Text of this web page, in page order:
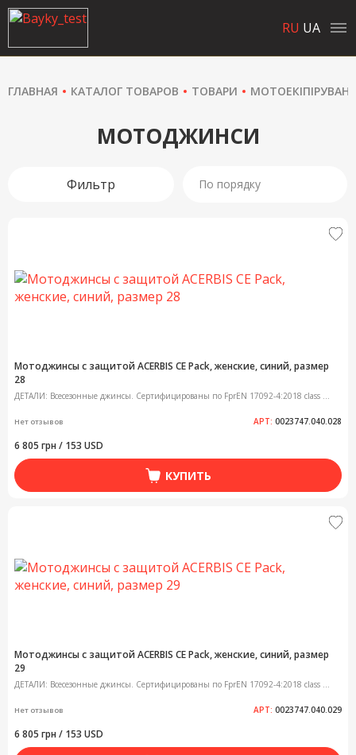
RU UA
ГЛАВНАЯ КАТАЛОГ ТОВАРОВ ТОВАРИ
МОТОДЖИНСИ
Фильтр По порядку
Мотоджинсы с защитой ACERBIS CE Pack, женские, синий, размер
28
ДЕТАЛИ: Всесезонные джинсы. Сертифицированы по FprEN 17092-4:2018 class ...
Нет отзывов АРТ: 0023747.040.028
6 805 грн / 153 USD
КУПИТЬ
Мотоджинсы с защитой ACERBIS CE Pack, женские, синий, размер
29
ДЕТАЛИ: Всесезонные джинсы. Сертифицированы по FprEN 17092-4:2018 class ...
Нет отзывов АРТ: 0023747.040.029
6 805 грн / 153 USD